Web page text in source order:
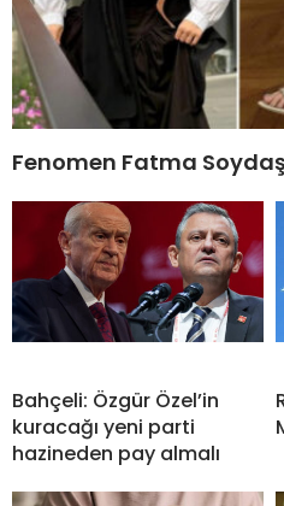
Fenomen Fatma
Bahçeli: Özgür Özel’in
kuracağı yeni parti
hazineden pay almalı